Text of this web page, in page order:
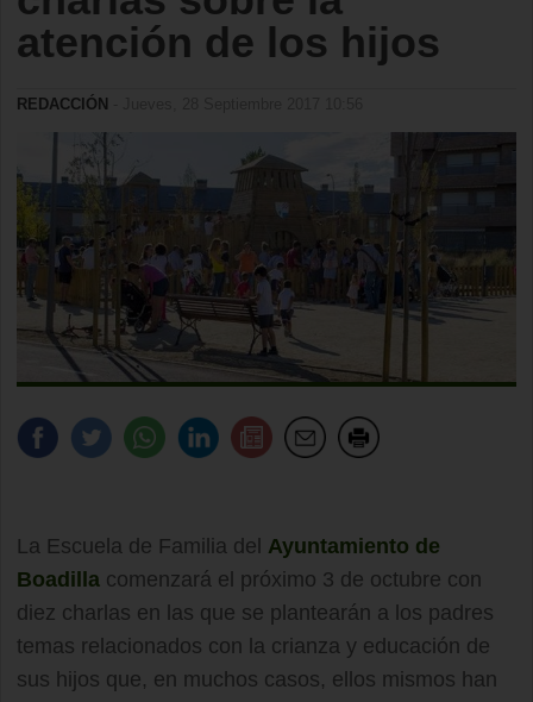
atención de los hijos
REDACCIÓN
La Escuela de Familia del Ayuntamiento de
Boadilla comenzará el próximo 3 de octubre con
diez charlas en las que se plantearán a los padres
temas relacionados con la crianza y educación de
sus hijos que, en muchos casos, ellos mismos han